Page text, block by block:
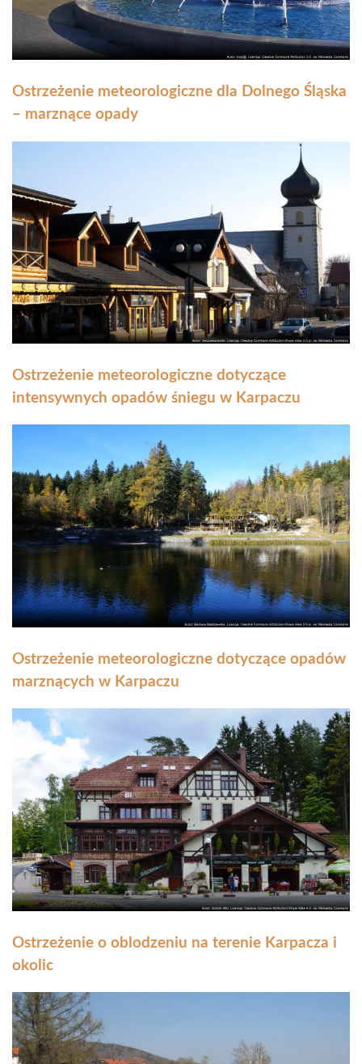
Ostrzeżenie meteorologiczne dla Dolnego Śląska
– marznące opady
Ostrzeżenie meteorologiczne dotyczące
intensywnych opadów śniegu w Karpaczu
Ostrzeżenie meteorologiczne dotyczące opadów
marznących w Karpaczu
Ostrzeżenie o oblodzeniu na terenie Karpacza i
okolic